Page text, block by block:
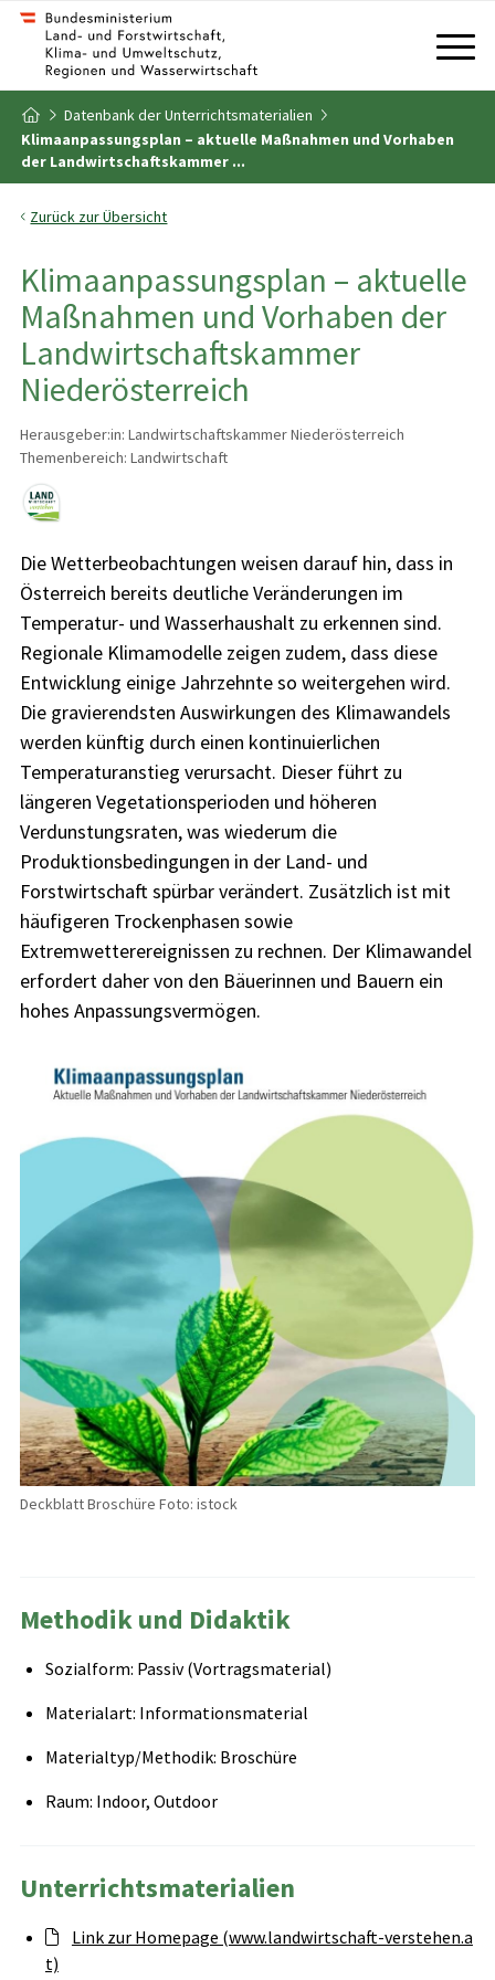
Zum Inhalt
Zum Inhaltsverzeichnis
Zur Startseite
Datenbank der Unterrichtsmaterialien
Klimaanpassungsplan – aktuelle Maßnahmen und Vorhaben
der Landwirtschaftskammer ...
Zurück zur Übersicht
Klimaanpassungsplan – aktuelle
Maßnahmen und Vorhaben der
Landwirtschaftskammer
Niederösterreich
Herausgeber:in: Landwirtschaftskammer Niederösterreich
Themenbereich: Landwirtschaft
Die Wetterbeobachtungen weisen darauf hin, dass in
Österreich bereits deutliche Veränderungen im
Temperatur- und Wasserhaushalt zu erkennen sind.
Regionale Klimamodelle zeigen zudem, dass diese
Entwicklung einige Jahrzehnte so weitergehen wird.
Die gravierendsten Auswirkungen des Klimawandels
werden künftig durch einen kontinuierlichen
Temperaturanstieg verursacht. Dieser führt zu
längeren Vegetationsperioden und höheren
Verdunstungsraten, was wiederum die
Produktionsbedingungen in der Land- und
Forstwirtschaft spürbar verändert. Zusätzlich ist mit
häufigeren Trockenphasen sowie
Extremwetterereignissen zu rechnen. Der Klimawandel
erfordert daher von den Bäuerinnen und Bauern ein
hohes Anpassungsvermögen.
Deckblatt Broschüre Foto: istock
Methodik und Didaktik
Sozialform: Passiv (Vortragsmaterial)
Materialart: Informationsmaterial
Materialtyp/Methodik: Broschüre
Raum: Indoor, Outdoor
Unterrichtsmaterialien
Link zur Homepage (www.landwirtschaft-verstehen.a
t)